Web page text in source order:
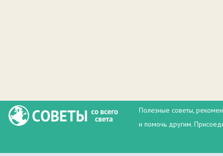
Полезные советы,
и помочь другим.